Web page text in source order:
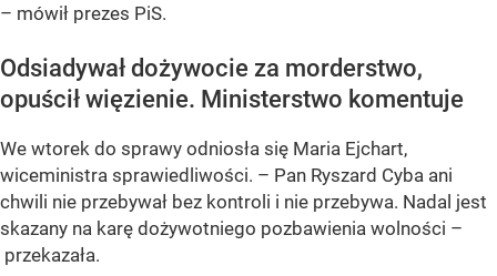
– mówił prezes PiS.
Odsiadywał dożywocie za morderstwo,
opuścił więzienie. Ministerstwo komentuje
We wtorek do sprawy odniosła się Maria Ejchart,
wiceministra sprawiedliwości. – Pan Ryszard Cyba ani
chwili nie przebywał bez kontroli i nie przebywa. Nadal jest
skazany na karę dożywotniego pozbawienia wolności –
przekazała.